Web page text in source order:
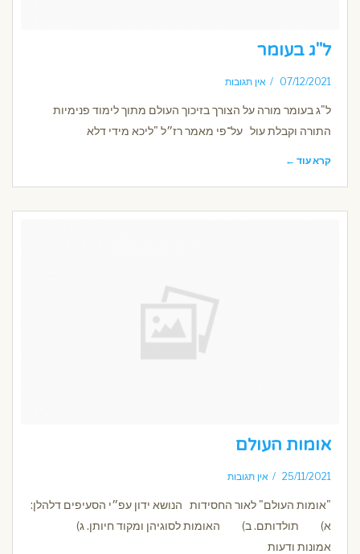
ל"ג בעומר
07/12/2021 אין תגובות
ל"ג בעומר מורה על הצורך בזיכוך העולם מתוך לימוד פנימיות
התורה וקבלת עול על־פי מאמר רז״ל "ליכא מידי דלא
קרא עוד ←
אומות העולם
25/11/2021 אין תגובות
"אומות העולם" לאור החסידות הנושא ידון עפ״י הסעיפים דלהלן:
א) תולדותם. ב) האומות לסוגיהן ומקוד חיותן. ג)
אמונות ודעות